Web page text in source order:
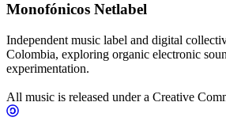
Monofónicos Netlabel
Independent music label and digital
Colombia, exploring organic electronic
experimentation.
All music is released under a Creative